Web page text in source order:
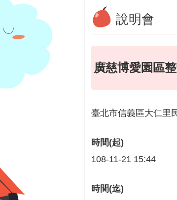
說明會
廣慈博愛園區
臺北市信義區大仁里
時間(起)
108-11-21 15:44
時間(迄)